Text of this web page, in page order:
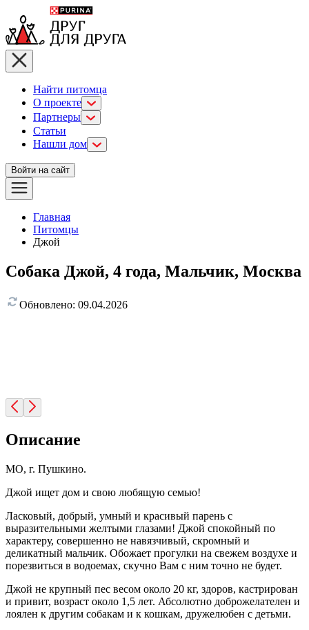
Найти питомца
О проекте
Партнеры
Статьи
Нашли дом
Войти на сайт
Главная
Питомцы
Джой
Собака Джой, 4 года, Мальчик, Москва
Обновлено: 09.04.2026
Описание
МО, г. Пушкино.
Джой ищет дом и свою любящую семью!
Ласковый, добрый, умный и красивый парень с
выразительными желтыми глазами! Джой спокойный по
характеру, совершенно не навязчивый, скромный и
деликатный мальчик. Обожает прогулки на свежем воздухе и
порезвиться в водоемах, скучно Вам с ним точно не будет.
Джой не крупный пес весом около 20 кг, здоров, кастрирован
и привит, возраст около 1,5 лет. Абсолютно доброжелателен и
лоялен к другим собакам и к кошкам, дружелюбен с детьми.